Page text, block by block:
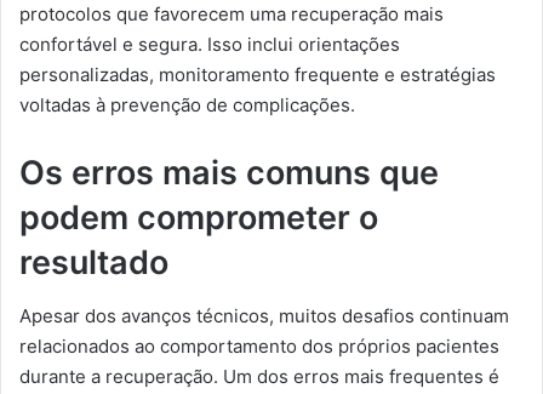
protocolos que favorecem uma recuperação mais
confortável e segura. Isso inclui orientações
personalizadas, monitoramento frequente e estratégias
voltadas à prevenção de complicações.
Os erros mais comuns que
podem comprometer o
resultado
Apesar dos avanços técnicos, muitos desafios continuam
relacionados ao comportamento dos próprios pacientes
durante a recuperação. Um dos erros mais frequentes é